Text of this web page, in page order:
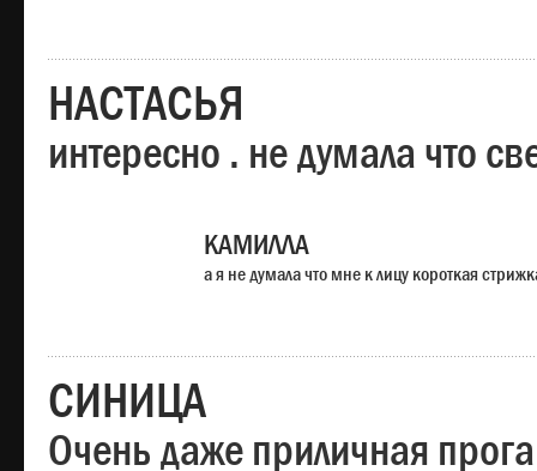
НАСТАСЬЯ
интересно . не думала что
КАМИЛЛА
а я не думала что мне к лицу короткая
СИНИЦА
Очень даже приличная